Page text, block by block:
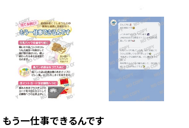
もう一仕事できるんです